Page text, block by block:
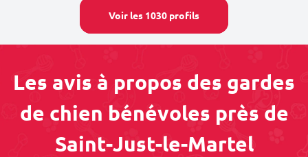
Voir les 1030 profils
Les avis à propos des gardes
de chien bénévoles près de
Saint-Just-le-Martel